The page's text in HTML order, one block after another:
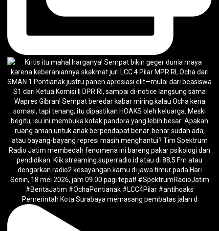
Pemerintah Kota Surabaya memasang pembatas jalan d